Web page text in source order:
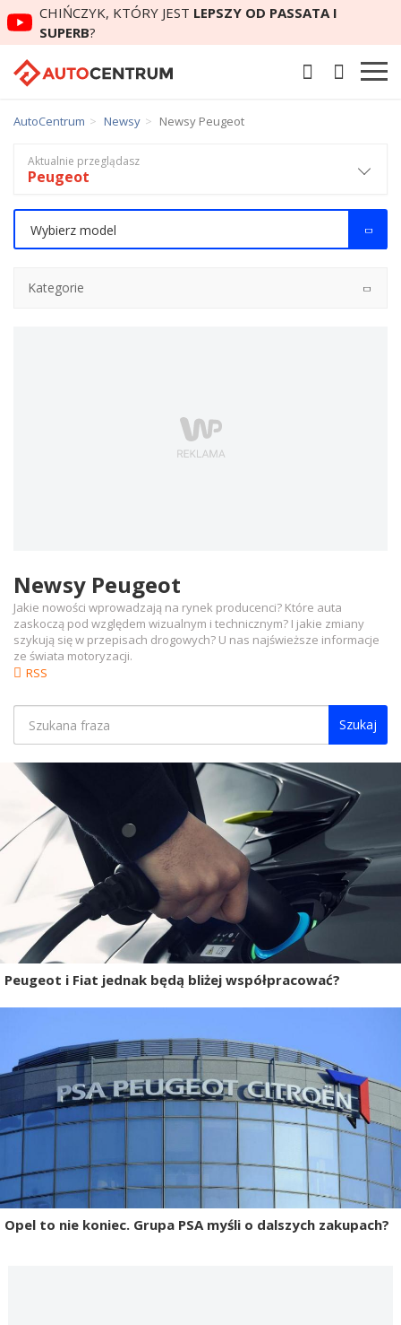
CHIŃCZYK, KTÓRY JEST LEPSZY OD PASSATA I
SUPERB?
AutoCentrum Newsy Newsy Peugeot
Newsy Peugeot
RSS
Jakie nowości wprowadzają na rynek producenci? Które auta
zaskoczą pod względem wizualnym i technicznym? I jakie zmiany
szykują się w przepisach drogowych? U nas najświeższe informacje
ze świata motoryzacji.
Szukaj
Peugeot i Fiat jednak będą bliżej współpracować?
Opel to nie koniec. Grupa PSA myśli o dalszych zakupach?
Aktualnie przeglądasz
Peugeot
Wybierz model
Kategorie